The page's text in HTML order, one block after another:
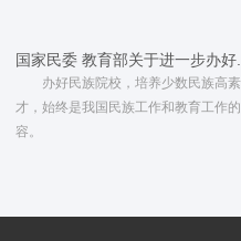
国家民委 教育部关于进一步办好...
办好民族院校，培养少数民族高
才，始终是我国民族工作和教育工作
容。